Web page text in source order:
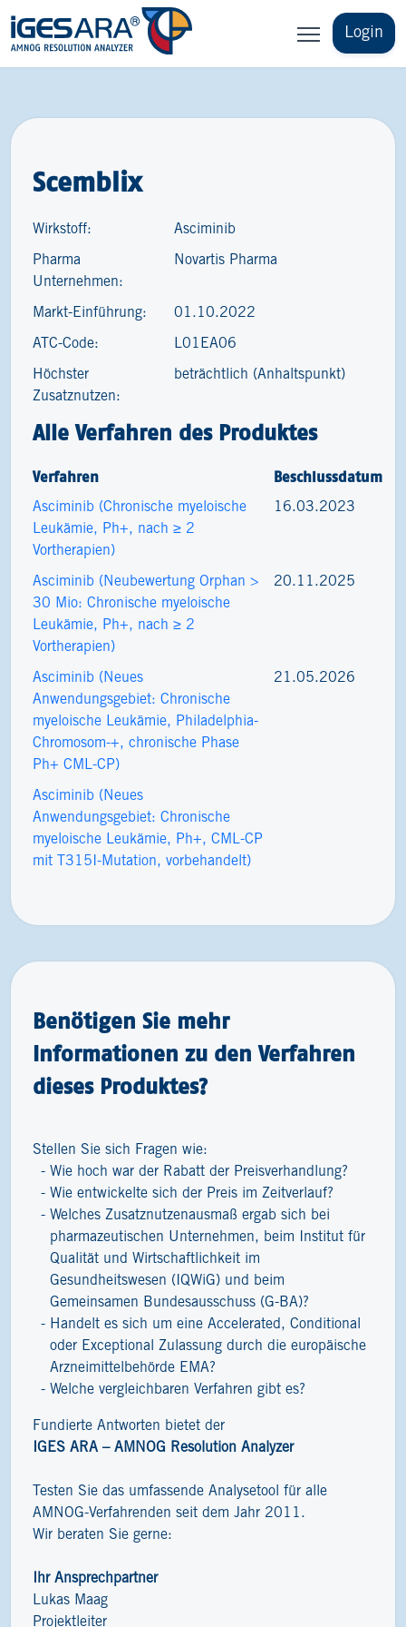
Login
Scemblix
Wirkstoff: Asciminib
Pharma
Unternehmen:
Novartis Pharma
Markt-Einführung: 01.10.2022
ATC-Code: L01EA06
Höchster
Zusatznutzen:
beträchtlich (Anhaltspunkt)
Alle Verfahren des Produktes
Verfahren Beschlussdatum
Asciminib (Chronische myeloische
Leukämie, Ph+, nach ≥ 2
Vortherapien)
16.03.2023
Asciminib (Neubewertung Orphan >
30 Mio: Chronische myeloische
Leukämie, Ph+, nach ≥ 2
Vortherapien)
20.11.2025
Asciminib (Neues
Anwendungsgebiet: Chronische
myeloische Leukämie, Philadelphia-
Chromosom-+, chronische Phase
Ph+ CML-CP)
21.05.2026
Asciminib (Neues
Anwendungsgebiet: Chronische
myeloische Leukämie, Ph+, CML-CP
mit T315I-Mutation, vorbehandelt)
Benötigen Sie mehr
Informationen zu den Verfahren
dieses Produktes?
Stellen Sie sich Fragen wie:
Wie hoch war der Rabatt der Preisverhandlung?
Wie entwickelte sich der Preis im Zeitverlauf?
Welches Zusatznutzenausmaß ergab sich bei
pharmazeutischen Unternehmen, beim Institut für
Qualität und Wirtschaftlichkeit im
Gesundheitswesen (IQWiG) und beim
Gemeinsamen Bundesausschuss (G-BA)?
Handelt es sich um eine Accelerated, Conditional
oder Exceptional Zulassung durch die europäische
Arzneimittelbehörde EMA?
Welche vergleichbaren Verfahren gibt es?
Fundierte Antworten bietet der
IGES ARA – AMNOG Resolution Analyzer
Testen Sie das umfassende Analysetool für alle
AMNOG-Verfahrenden seit dem Jahr 2011.
Wir beraten Sie gerne:
Ihr Ansprechpartner
Lukas Maag
Projektleiter